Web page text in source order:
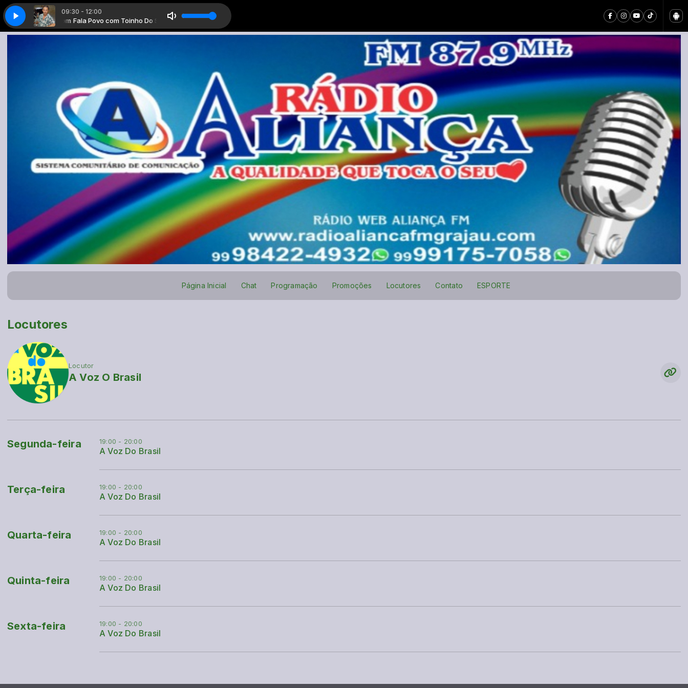
09:30 - 12:00
Toinho Do Som Fala Povo com Toinho Do Som
Página Inicial Chat Programação Promoções Locutores Contato ESPORTE
Locutores
Locutor
A Voz O Brasil
Segunda-feira 19:00 - 20:00
A Voz Do Brasil
Terça-feira 19:00 - 20:00
A Voz Do Brasil
Quarta-feira 19:00 - 20:00
A Voz Do Brasil
Quinta-feira 19:00 - 20:00
A Voz Do Brasil
Sexta-feira 19:00 - 20:00
A Voz Do Brasil